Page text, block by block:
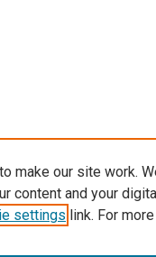
make our site work.
content and your
settings link. For